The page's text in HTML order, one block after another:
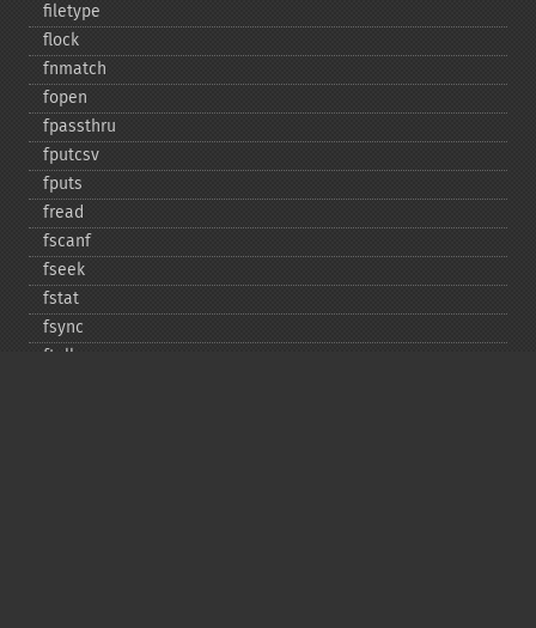
filetype
flock
fnmatch
fopen
fpassthru
fputcsv
fputs
fread
fscanf
fseek
fstat
fsync
ftell